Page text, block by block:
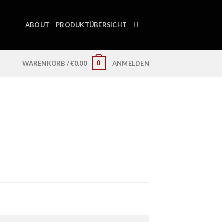
ABOUT PRODUKTÜBERSICHT
WARENKORB /€0,00 0 ANMELDEN